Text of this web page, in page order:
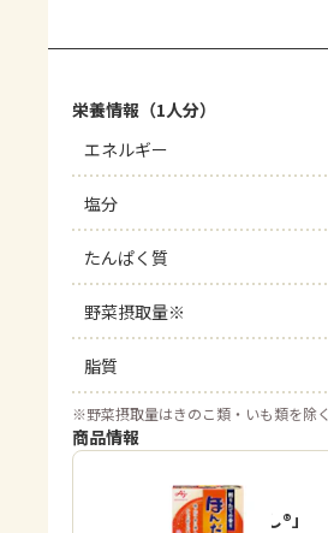
栄養情報（1人分）
エネルギー
塩分
たんぱく質
野菜摂取量※
脂質
※野菜摂取量はきのこ類・いも類を除く
商品情報
「ほんだし®」